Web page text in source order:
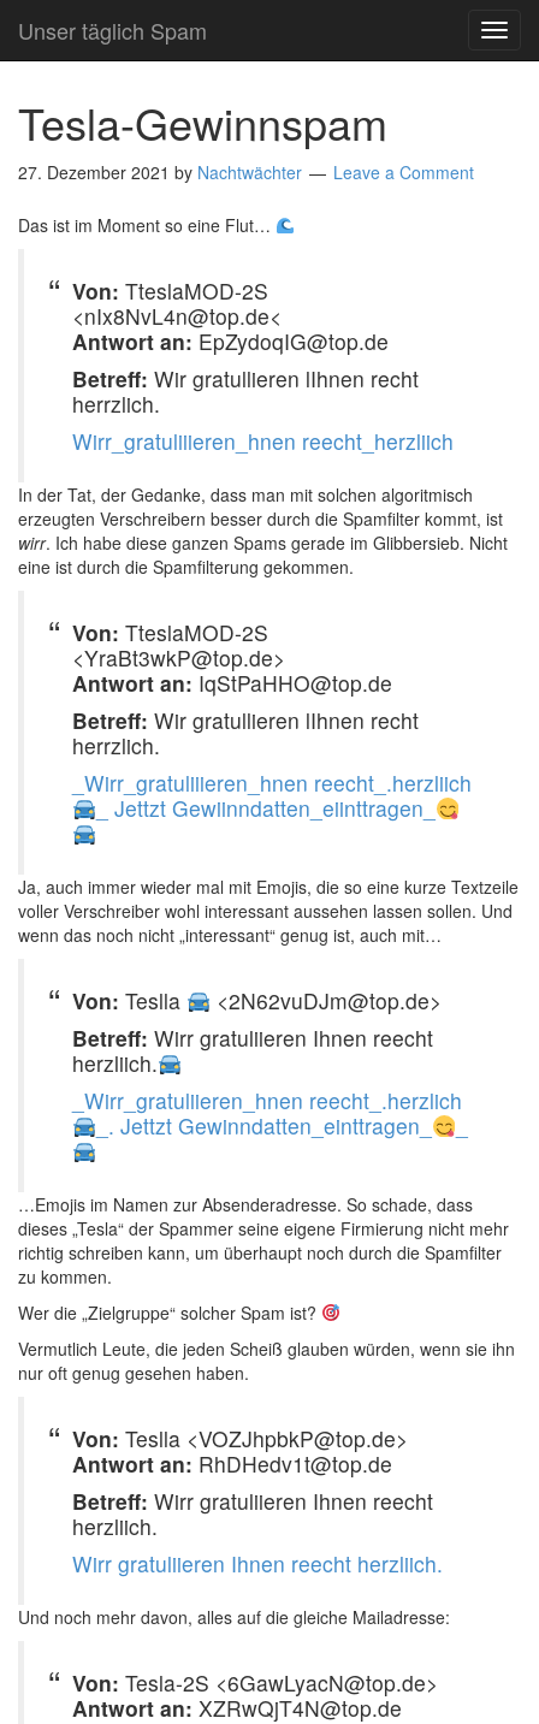
Unser täglich Spam
Tesla-Gewinnspam
27. Dezember 2021 by Nachtwächter Leave a Comment
Das ist im Moment so eine Flut…
Von: TteslaMOD-2S
<nIx8NvL4n@top.de<
Antwort an: EpZydoqIG@top.de
Betreff: Wir gratullieren lIhnen recht
herrzlich.
Wirr_gratuliiieren_hnen reecht_herzliich
In der Tat, der Gedanke, dass man mit solchen algoritmisch
erzeugten Verschreibern besser durch die Spamfilter kommt, ist
wirr. Ich habe diese ganzen Spams gerade im Glibbersieb. Nicht
eine ist durch die Spamfilterung gekommen.
Von: TteslaMOD-2S
<YraBt3wkP@top.de>
Antwort an: IqStPaHHO@top.de
Betreff: Wir gratullieren lIhnen recht
herrzlich.
_Wirr_gratuliiieren_hnen reecht_.herzliich
_ Jettzt Gewiinndatten_eiinttragen_
Ja, auch immer wieder mal mit Emojis, die so eine kurze Textzeile
voller Verschreiber wohl interessant aussehen lassen sollen. Und
wenn das noch nicht „interessant“ genug ist, auch mit…
Von: Teslla
<2N62vuDJm@top.de>
Betreff: Wirr gratuliieren Ihnen reecht
herzliich.
_Wirr_gratuliieren_hnen reecht_.herzlich
_. Jettzt Gewinndatten_einttragen_
…Emojis im Namen zur Absenderadresse. So schade, dass
dieses „Tesla“ der Spammer seine eigene Firmierung nicht mehr
richtig schreiben kann, um überhaupt noch durch die Spamfilter
zu kommen.
Wer die „Zielgruppe“ solcher Spam ist?
Vermutlich Leute, die jeden Scheiß glauben würden, wenn sie ihn
nur oft genug gesehen haben.
Von: Teslla <VOZJhpbkP@top.de>
Antwort an: RhDHedv1t@top.de
Betreff: Wirr gratuliieren Ihnen reecht
herzliich.
Wirr gratuliieren Ihnen reecht herzliich.
Und noch mehr davon, alles auf die gleiche Mailadresse:
Von: Tesla-2S <6GawLyacN@top.de>
Antwort an: XZRwQjT4N@top.de